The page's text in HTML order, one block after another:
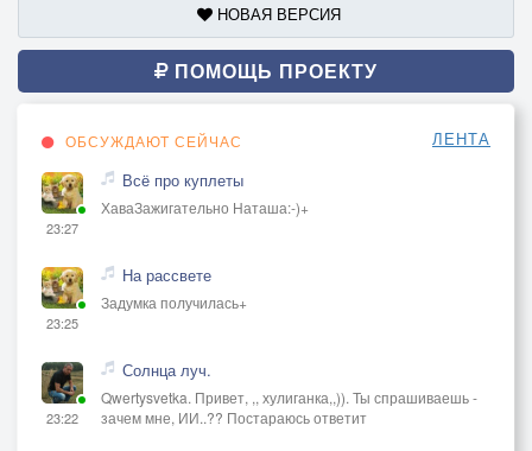
НОВАЯ ВЕРСИЯ
ПОМОЩЬ ПРОЕКТУ
ОБСУЖДАЮТ СЕЙЧАС ЛЕНТА
23:27
Всё про куплеты
ХаваЗажигательно Наташа:-)+
23:25
На рассвете
Задумка получилась+
23:22
Солнца луч.
Qwertysvetka. Привет, ,, хулиганка,,)). Ты спрашиваешь -
зачем мне, ИИ..?? Постараюсь ответит